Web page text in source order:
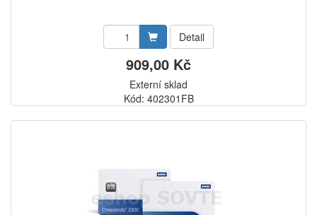
Detail
909,00 Kč
Externí sklad
Kód: 402301FB